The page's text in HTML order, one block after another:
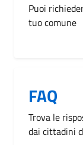
Puoi
tuo comune
FAQ
Trova le
dai cittadini